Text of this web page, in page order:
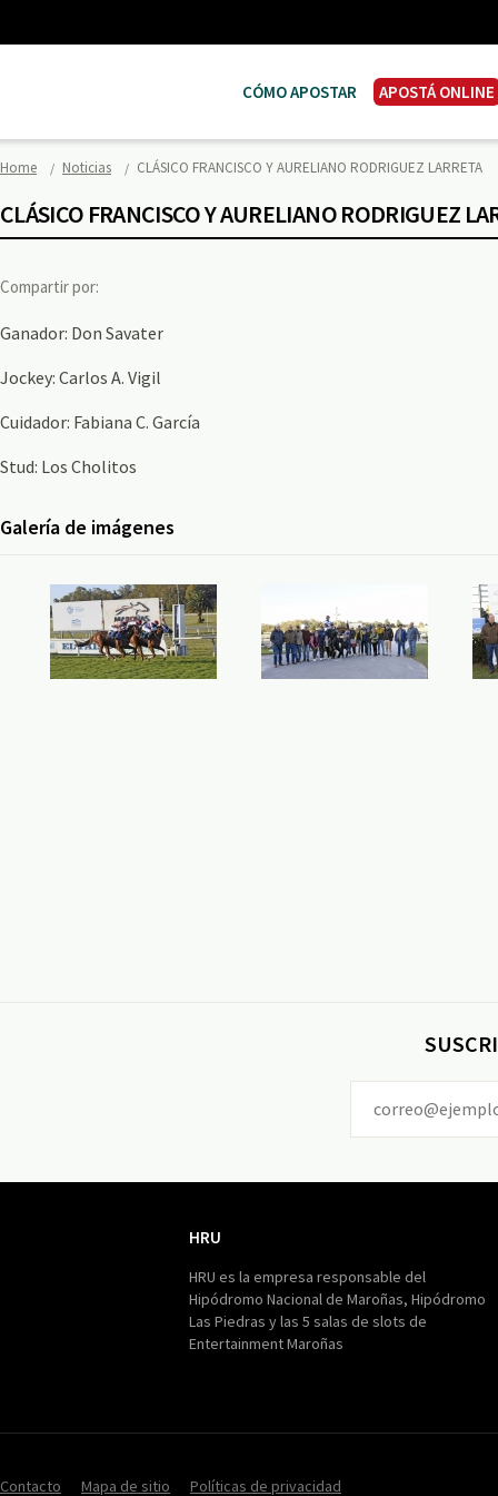
CÓMO APOSTAR APOSTÁ ONLINE
Home Noticias CLÁSICO FRANCISCO Y AURELIANO RODRIGUEZ LARRETA
CLÁSICO FRANCISCO Y AURELIANO RODRIGUEZ
Compartir por:
Ganador: Don Savater
Jockey: Carlos A. Vigil
Cuidador: Fabiana C. García
Stud: Los Cholitos
Galería de imágenes
HRU
HRU es la empresa responsable del
Hipódromo Nacional de Maroñas, Hipódromo
Las Piedras y las 5 salas de slots de
Entertainment Maroñas
Contacto Mapa de sitio Políticas de privacidad